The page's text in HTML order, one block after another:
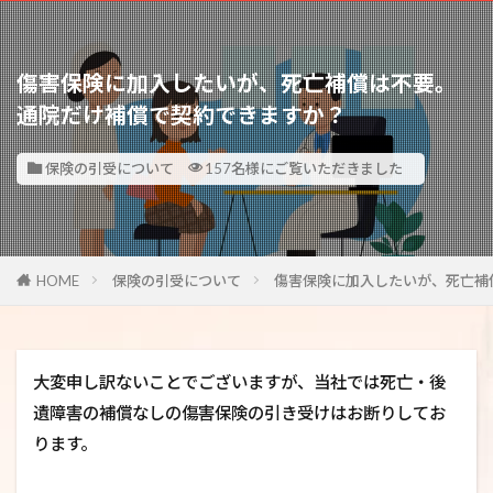
傷害保険に加入したいが、死亡補償は不要。
通院だけ補償で契約できますか？
保険の引受について 157名様にご覧いただきました
HOME 保険の引受について 傷害保険に加入したいが、死亡
大変申し訳ないことでございますが、当社では死亡・後
遺障害の補償なしの傷害保険の引き受けはお断りしてお
ります。